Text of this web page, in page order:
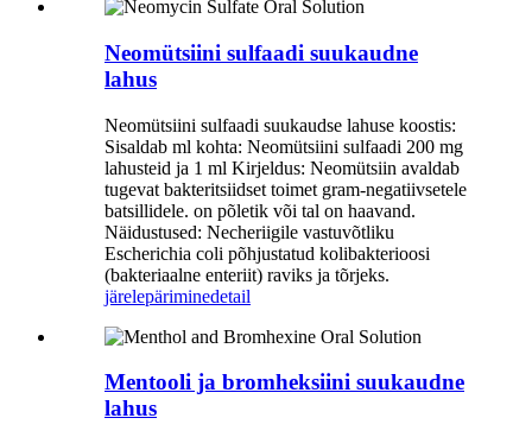
Neomütsiini sulfaadi suukaudne
lahus
Neomütsiini sulfaadi suukaudse lahuse koostis:
Sisaldab ml kohta: Neomütsiini sulfaadi 200 mg
lahusteid ja 1 ml Kirjeldus: Neomütsiin avaldab
tugevat bakteritsiidset toimet gram-negatiivsetele
batsillidele. on põletik või tal on haavand.
Näidustused: Necheriigile vastuvõtliku
Escherichia coli põhjustatud kolibakterioosi
(bakteriaalne enteriit) raviks ja tõrjeks.
järelepäriminedetail
Mentooli ja bromheksiini suukaudne
lahus